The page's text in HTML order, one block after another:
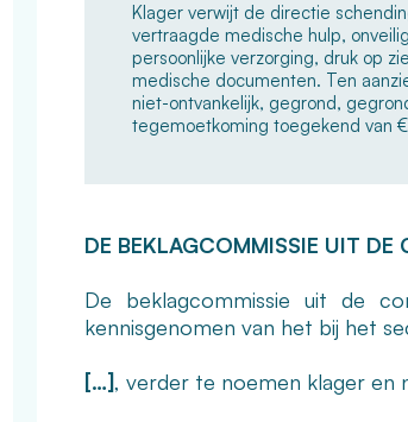
Klager verwijt de directie
vertraagde medische hulp,
persoonlijke verzorging, druk op
medische documenten. Ten
niet-ontvankelijk, gegrond,
tegemoetkoming toegekend van
DE BEKLAGCOMMISSIE UIT
De beklagcommissie uit de
kennisgenomen van het bij het
[…], verder te noemen klager en